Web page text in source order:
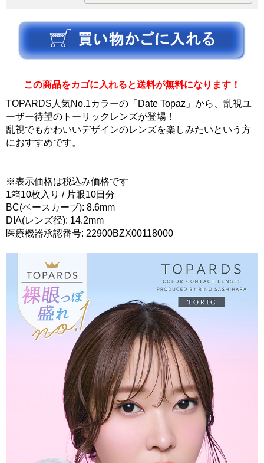
この商品をカゴに入れると送料が無料になります！
TOPARDS人気No.1カラーの「Date Topaz」から、乱視ユ
ーザー待望のトーリックレンズが登場！
乱視でもかわいいデザインのレンズを楽しみたいという方
におすすめです。
※表示価格は税込み価格です
1箱10枚入り / 片眼10日分
BC(ベースカーブ): 8.6mm
DIA(レンズ径): 14.2mm
医療機器承認番号: 22900BZX00118000